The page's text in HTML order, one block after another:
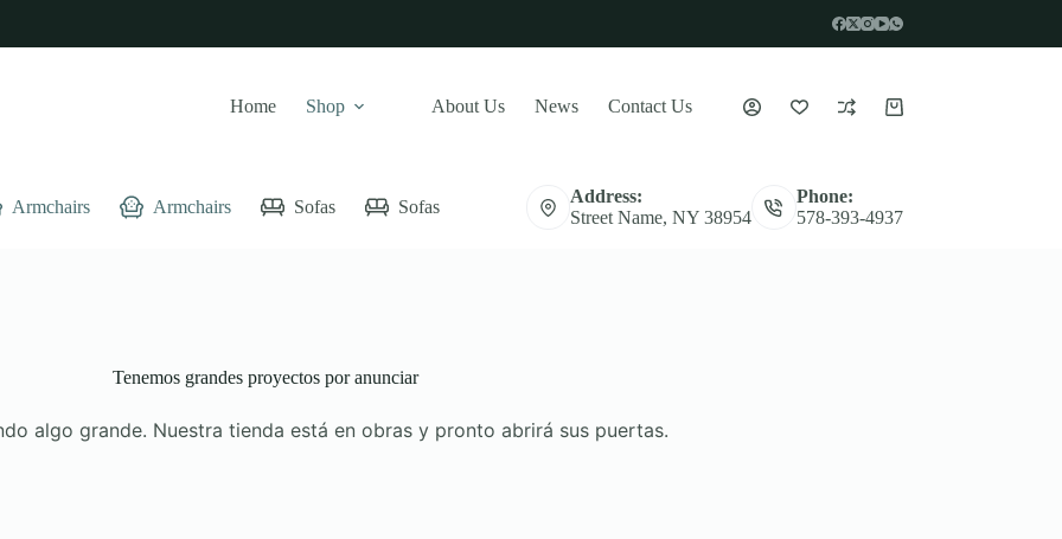
Home Shop About Us News Contact Us
Carro
Armchairs Armchairs Sofas Sofas Tables Decor Decor
Address:
Street Name, NY 38954
Phone:
578-393-4937
Tenemos grandes proyectos por anunciar
algo grande. Nuestra tienda está en obras y pronto abrirá sus puertas.